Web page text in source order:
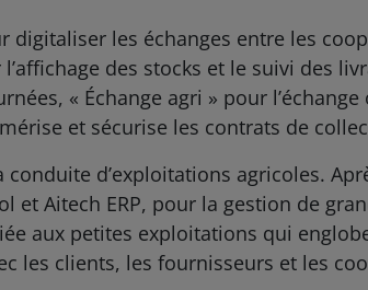
les échanges entre les
des stocks et le suivi des
« Échange agri » pour
et sécurise les contrats de
d’exploitations agricoles.
et Aitech ERP, pour la gestion de
aux petites exploitations qui
les clients, les fournisseurs et les